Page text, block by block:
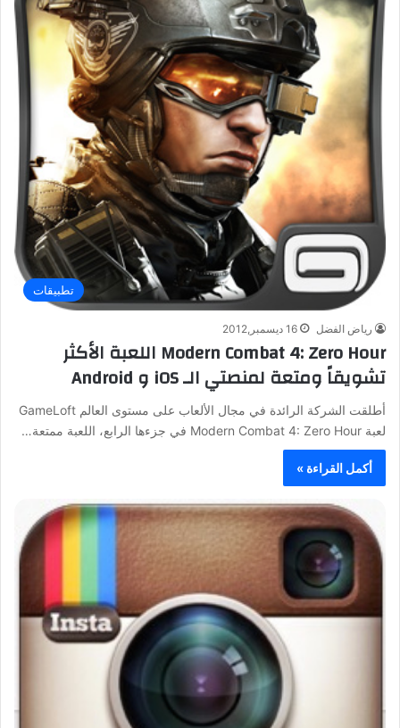
تطبيقات
رياض الفضل 16 ديسمبر,2012
Modern Combat 4: Zero Hour اللعبة الأكثر
تشويقاً ومتعة لمنصتي الـ iOS و Android
أطلقت الشركة الرائدة في مجال الألعاب على مستوى العالم GameLoft
لعبة Modern Combat 4: Zero Hour في جزءها الرابع، اللعبة ممتعة…
أكمل القراءة »